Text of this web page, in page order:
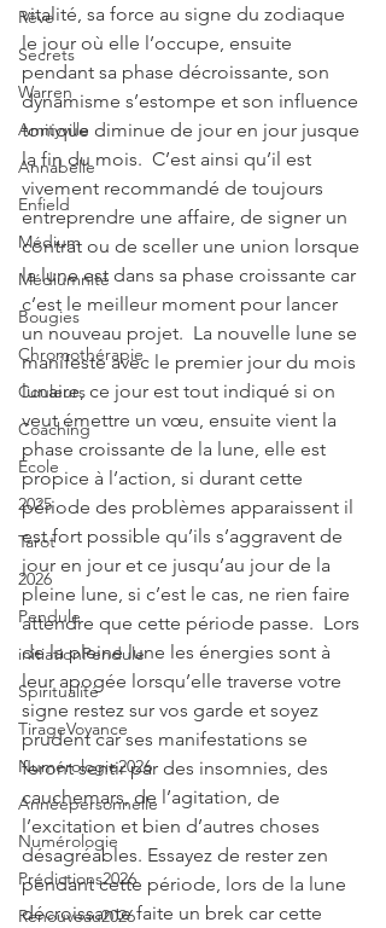
Rêve
Secrets
Warren
Amityville
Annabelle
Enfield
Médium
Médiumnité
Bougies
Chromothérapie
Couleurs
Coaching
École
2025
Tarot
2026
Pendule
initiationPendule
Spiritualité
TirageVoyance
Numérologie2026
Annéepersonnelle
Numérologie
Prédictions2026
Renouveau2026
vitalité, sa force au signe du zodiaque
le jour où elle l’occupe, ensuite
pendant sa phase décroissante, son
dynamisme s’estompe et son influence
tonique diminue de jour en jour jusque
la fin du mois.  C’est ainsi qu’il est
vivement recommandé de toujours
entreprendre une affaire, de signer un
contrat ou de sceller une union lorsque
la lune est dans sa phase croissante car
c’est le meilleur moment pour lancer
un nouveau projet.  La nouvelle lune se
manifeste avec le premier jour du mois
lunaire, ce jour est tout indiqué si on
veut émettre un vœu, ensuite vient la
phase croissante de la lune, elle est
propice à l’action, si durant cette
période des problèmes apparaissent il
est fort possible qu’ils s’aggravent de
jour en jour et ce jusqu’au jour de la
pleine lune, si c’est le cas, ne rien faire
attendre que cette période passe.  Lors
de la pleine lune les énergies sont à
leur apogée lorsqu’elle traverse votre
signe restez sur vos garde et soyez
prudent car ses manifestations se
feront sentir par des insomnies, des
cauchemars, de l’agitation, de
l’excitation et bien d’autres choses
désagréables. Essayez de rester zen
pendant cette période, lors de la lune
décroissante faite un brek car cette